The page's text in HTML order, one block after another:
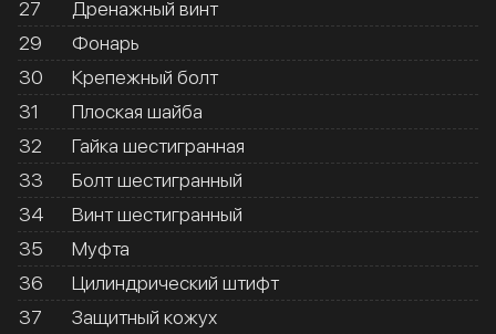
27
Дренажный винт
29
Фонарь
30
Крепежный болт
31
Плоская шайба
32
Гайка шестигранная
33
Болт шестигранный
34
Винт шестигранный
35
Муфта
36
Цилиндрический штифт
37
Защитный кожух